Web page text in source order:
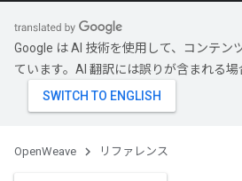
Google は AI 技術を使用して、コンテン
ています。AI 翻訳には誤りが含まれる場
OpenWeave リファレンス